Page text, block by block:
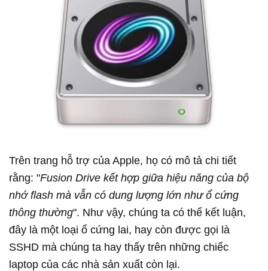
Trên trang hỗ trợ của Apple, họ có mô tả chi tiết
rằng: "Fusion Drive kết hợp giữa hiệu năng của bộ
nhớ flash mà vẫn có dung lượng lớn như ổ cứng
thông thường". Như vậy, chúng ta có thể kết luận,
đây là một loại ổ cứng lai, hay còn được gọi là
SSHD mà chúng ta hay thấy trên những chiếc
laptop của các nhà sản xuất còn lại.